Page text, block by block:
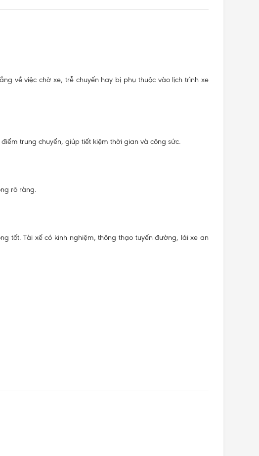
về việc chờ xe, trễ chuyến hay bị phụ thuộc vào lịch trình xe
trung chuyển, giúp tiết kiệm thời gian và công sức.
rõ ràng.
tốt. Tài xế có kinh nghiệm, thông thạo tuyến đường, lái xe an